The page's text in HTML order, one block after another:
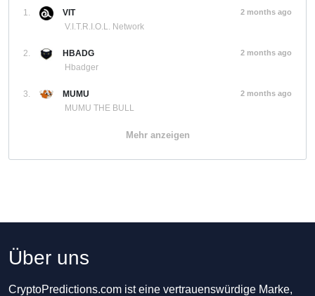
1.
VIT
V.I.T.R.I.O.L. Network
2 months ago
2.
HBADG
Hbadger
2 months ago
3.
MUMU
MUMU THE BULL
2 months ago
Mehr anzeigen
Über uns
CryptoPredictions.com ist eine vertrauenswürdige Marke,